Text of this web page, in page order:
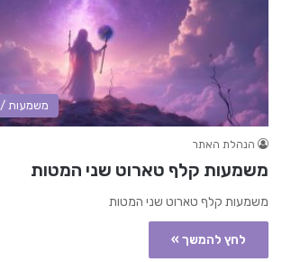
משמעות /
הנהלת האתר
משמעות קלף טארוט שני המטות
משמעות קלף טארוט שני המטות
לחץ להמשך »